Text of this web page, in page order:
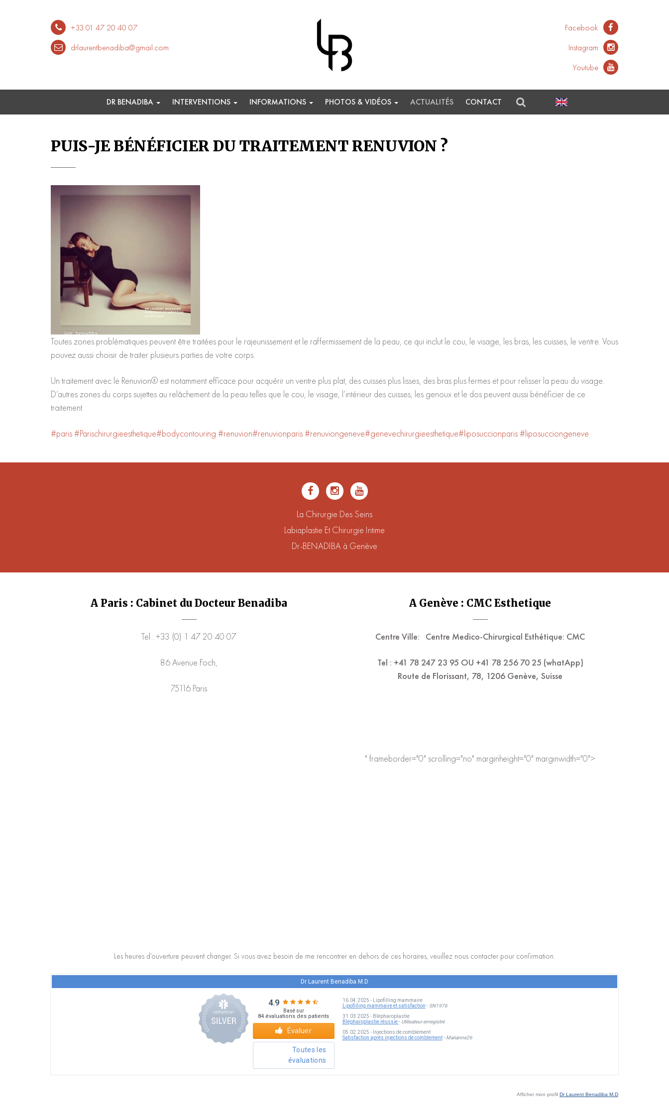
+33 01 47 20 40 07
drlaurentbenadiba@gmail.com
Facebook
Instagram
Youtube
DR BENADIBA INTERVENTIONS INFORMATIONS PHOTOS & VIDÉOS ACTUALITÉS CONTACT
PUIS-JE BÉNÉFICIER DU TRAITEMENT RENUVION ?
Toutes zones problématiques peuvent être traitées pour le rajeunissement et le raffermissement de la peau, ce qui inclut le cou, le visage, les bras, les cuisses, le ventre. Vous
pouvez aussi choisir de traiter plusieurs parties de votre corps.
Un traitement avec le Renuvion® est notamment efficace pour acquérir un ventre plus plat, des cuisses plus lisses, des bras plus fermes et pour relisser la peau du visage.
D’autres zones du corps sujettes au relâchement de la peau telles que le cou, le visage, l’intérieur des cuisses, les genoux et le dos peuvent aussi bénéficier de ce
traitement.
#paris #Parischirurgieesthetique#bodycontouring #renuvion#renuvionparis #renuviongeneve#genevechirurgieesthetique#liposuccionparis #liposucciongeneve
La Chirurgie Des Seins
Labiaplastie Et Chirurgie Intime
Dr-BENADIBA à Genève
A Paris : Cabinet du Docteur Benadiba
Tel : +33 (0) 1 47 20 40 07
86 Avenue Foch,
75116 Paris
A Genève : CMC Esthetique
Centre Ville: Centre Medico-Chirurgical Esthétique: CMC
Tel : +41 78 247 23 95 OU +41 78 256 70 25 (whatApp)
Route de Florissant, 78, 1206 Genève, Suisse
" frameborder="0" scrolling="no" marginheight="0" marginwidth="0">
Les heures d’ouverture peuvent changer. Si vous avez besoin de me rencontrer en dehors de ces horaires, veuillez nous contacter pour confirmation.
Afficher mon profil Dr Laurent Benadiba M.D